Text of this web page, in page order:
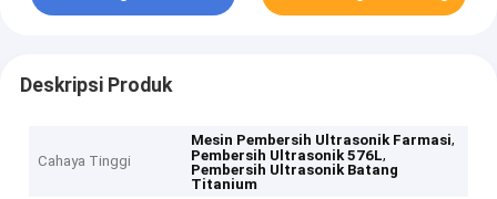
Deskripsi Produk
Cahaya Tinggi
Mesin Pembersih Ultrasonik Farmasi,
Pembersih Ultrasonik 576L,
Pembersih Ultrasonik Batang
Titanium